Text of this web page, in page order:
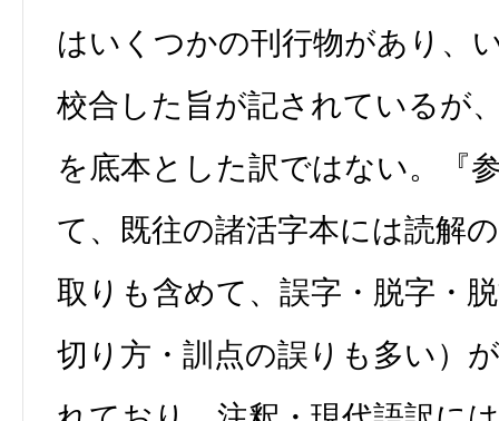
はいくつかの刊行物があり、
校合した旨が記されているが
を底本とした訳ではない。『
て、既往の諸活字本には読解
取りも含めて、誤字・脱字・
切り方・訓点の誤りも多い）